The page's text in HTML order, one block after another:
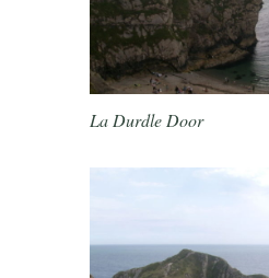
La Durdle Door